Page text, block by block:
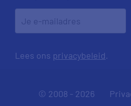
Lees ons privacybeleid.
© 2008 - 2026